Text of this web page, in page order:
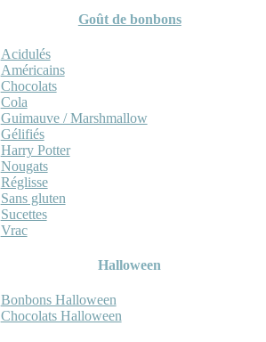
Goût de bonbons
Acidulés
Américains
Chocolats
Cola
Guimauve / Marshmallow
Gélifiés
Harry Potter
Nougats
Réglisse
Sans gluten
Sucettes
Vrac
Halloween
Bonbons Halloween
Chocolats Halloween